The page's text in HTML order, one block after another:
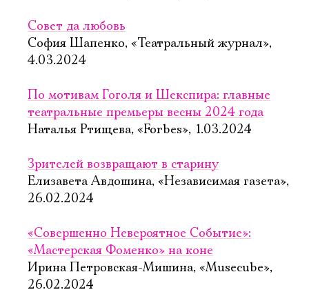
Совет да любовь
София Шапенко, «Театральный журнал»,
4.03.2024
По мотивам Гоголя и Шекспира: главные
театральные премьеры весны 2024 года
Наталья Ртищева, «Forbes», 1.03.2024
Зрителей возвращают в старину
Елизавета Авдошина, «Независимая газета»,
26.02.2024
«Совершенно Невероятное Событие»:
«Мастерская Фоменко» на коне
Ирина Петровская-Мишина, «Musecube»,
26.02.2024